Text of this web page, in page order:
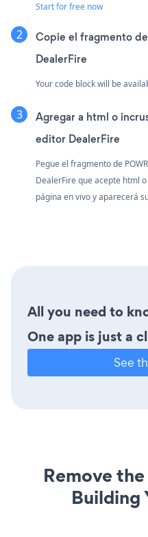
Start for free now
Copie el fragmento
DealerFire
Your code block will be
Agregar a html o
editor DealerFire
Pegue el fragmento de
DealerFire que acepte html
página en vivo y aparecerá
All you need to
One app is just a
See
Remove
Building